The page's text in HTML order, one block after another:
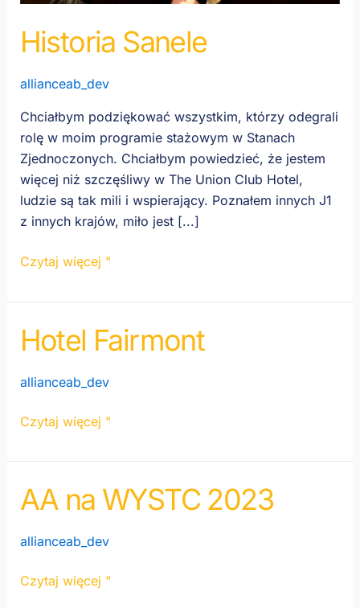
Historia Sanele
allianceab_dev
Chciałbym podziękować wszystkim, którzy odegrali
rolę w moim programie stażowym w Stanach
Zjednoczonych. Chciałbym powiedzieć, że jestem
więcej niż szczęśliwy w The Union Club Hotel,
ludzie są tak mili i wspierający. Poznałem innych J1
z innych krajów, miło jest [...]
Czytaj więcej "
Hotel Fairmont
allianceab_dev
Fairmont
Hotel
Czytaj więcej "
AA na WYSTC 2023
allianceab_dev
AA
na
WYSTC
Czytaj więcej "